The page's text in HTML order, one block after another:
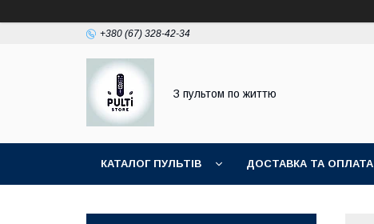
+380 (67) 328-42-34
З пультом по життю
КАТАЛОГ ПУЛЬТІВ ДОСТАВКА ТА ОПЛАТА